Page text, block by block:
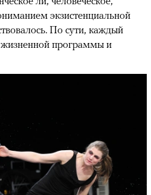
экзистенциальной
По сути, каждый
жизненной программы и